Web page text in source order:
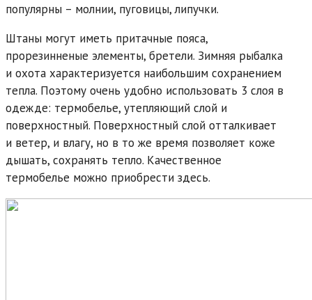
популярны – молнии, пуговицы, липучки.
Штаны могут иметь притачные пояса,
прорезинненые элементы, бретели. Зимняя рыбалка
и охота характеризуется наибольшим сохранением
тепла. Поэтому очень удобно использовать 3 слоя в
одежде: термобелье, утепляющий слой и
поверхностный. Поверхностный слой отталкивает
и ветер, и влагу, но в то же время позволяет коже
дышать, сохранять тепло. Качественное
термобелье можно приобрести здесь.